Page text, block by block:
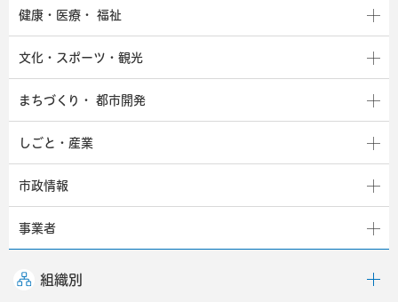
健康・医療・ 福祉
文化・スポーツ・観光
まちづくり・ 都市開発
しごと・産業
市政情報
事業者
組織別